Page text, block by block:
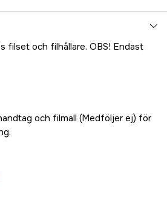
filset och filhållare. OBS! Endast
och filmall (Medföljer ej) för